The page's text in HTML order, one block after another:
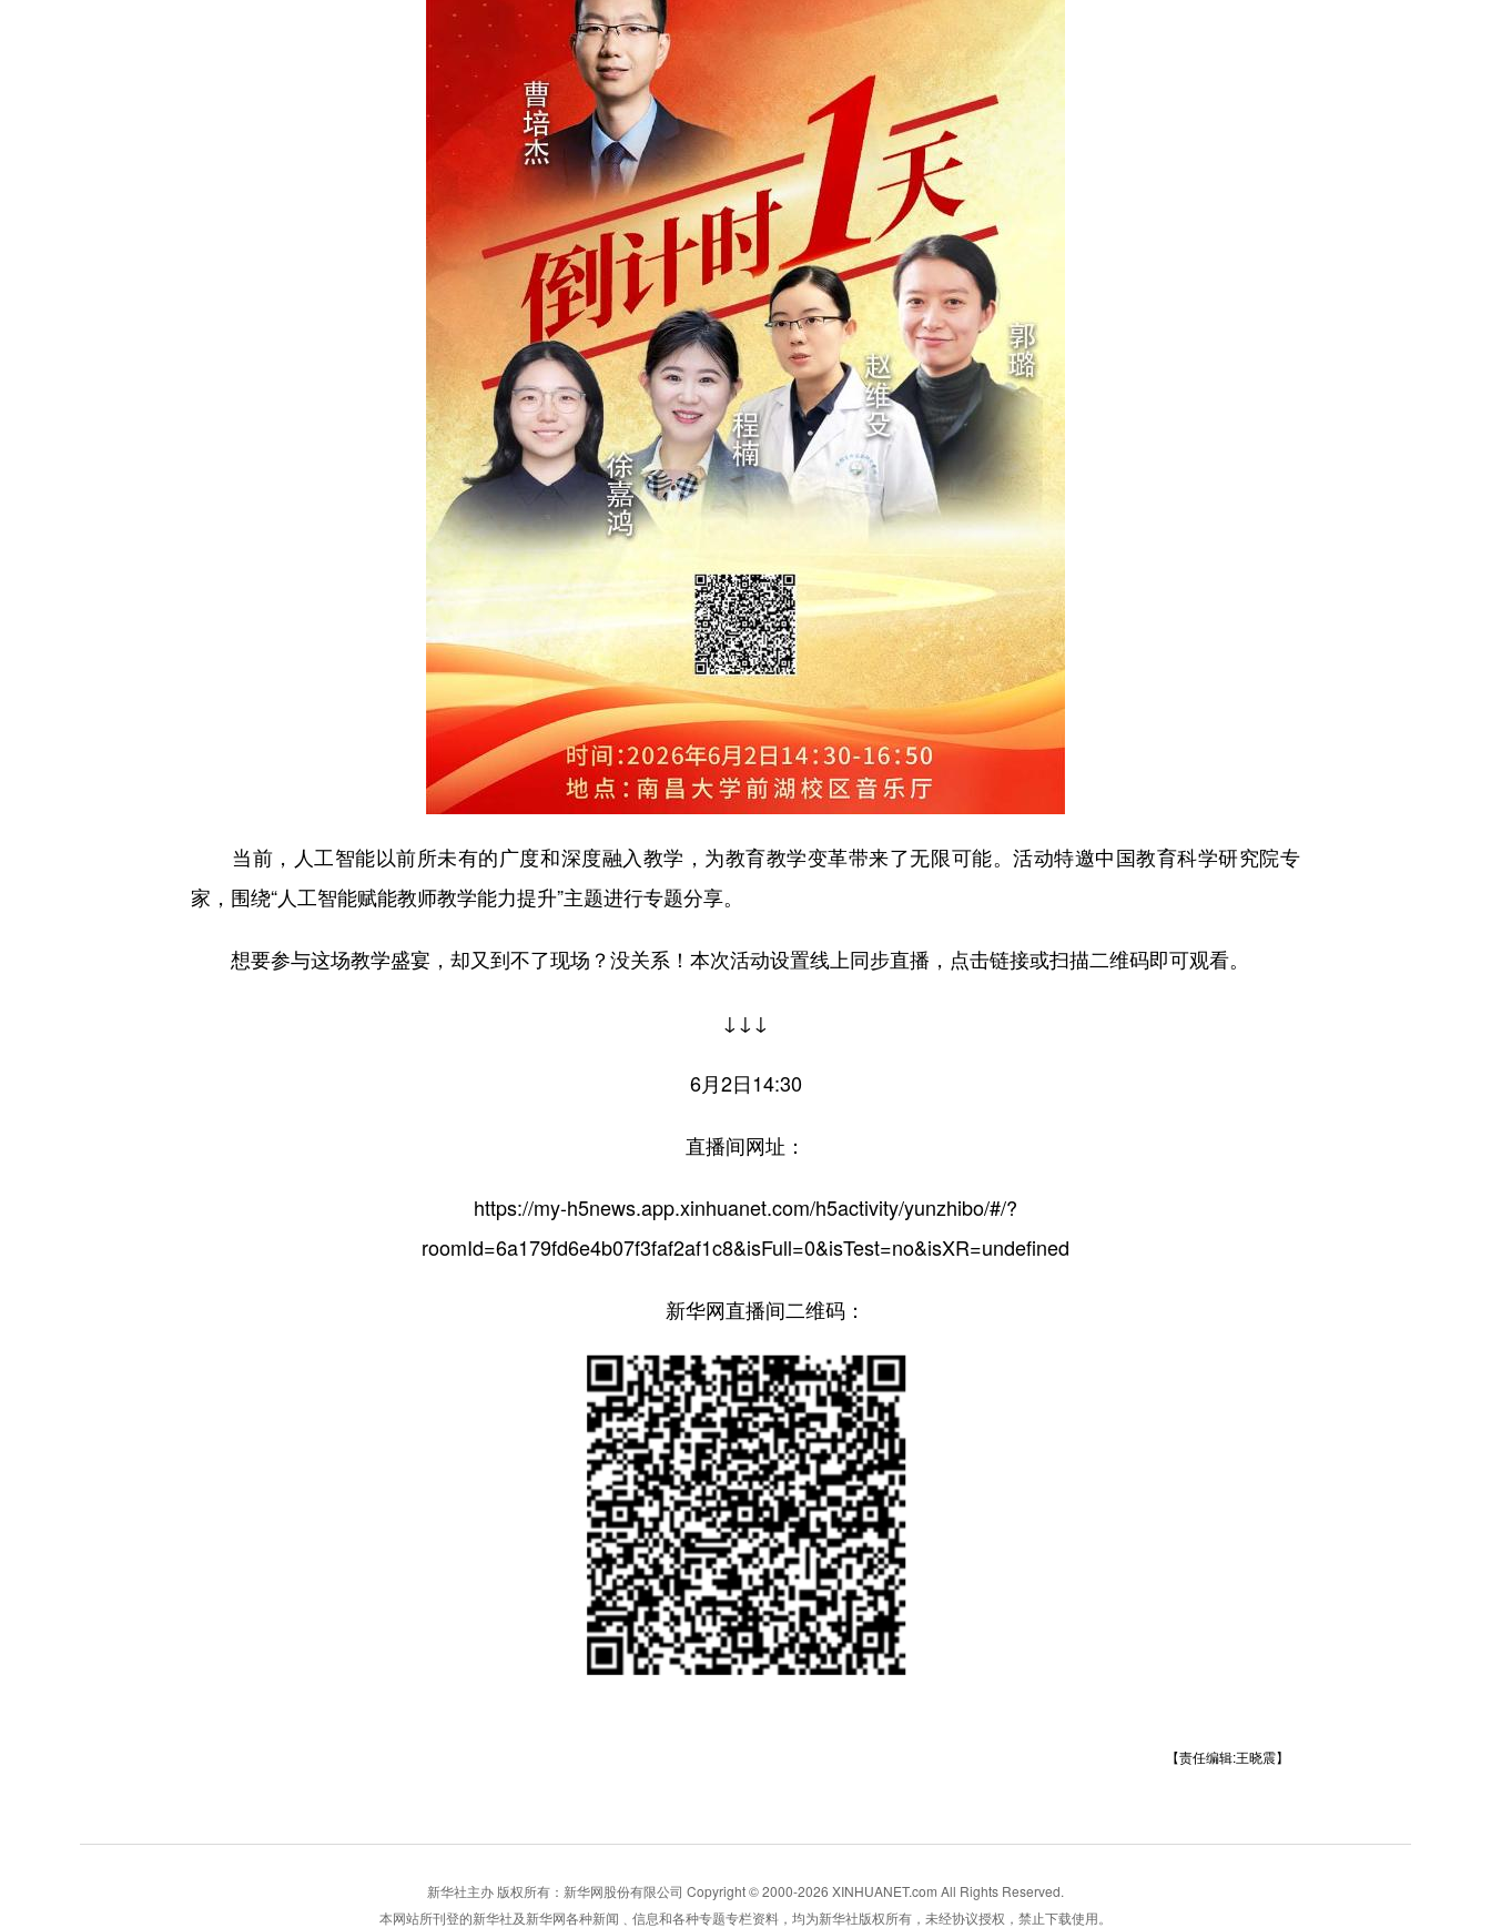
当前，人工智能以前所未有的广度和深度融入教学，为教育教学变革带来了无限可能。活动特邀中国教育科学研究院专
家，围绕“人工智能赋能教师教学能力提升”主题进行专题分享。
想要参与这场教学盛宴，却又到不了现场？没关系！本次活动设置线上同步直播，点击链接或扫描二维码即可观看。
↓↓↓
6月2日14:30
直播间网址：
https://my-h5news.app.xinhuanet.com/h5activity/yunzhibo/#/?
roomId=6a179fd6e4b07f3faf2af1c8&isFull=0&isTest=no&isXR=undefined
新华网直播间二维码：
【责任编辑:王晓震】
新华社主办 版权所有：新华网股份有限公司 Copyright © 2000-2026 XINHUANET.com All Rights Reserved.
本网站所刊登的新华社及新华网各种新闻﹑信息和各种专题专栏资料，均为新华社版权所有，未经协议授权，禁止下载使用。